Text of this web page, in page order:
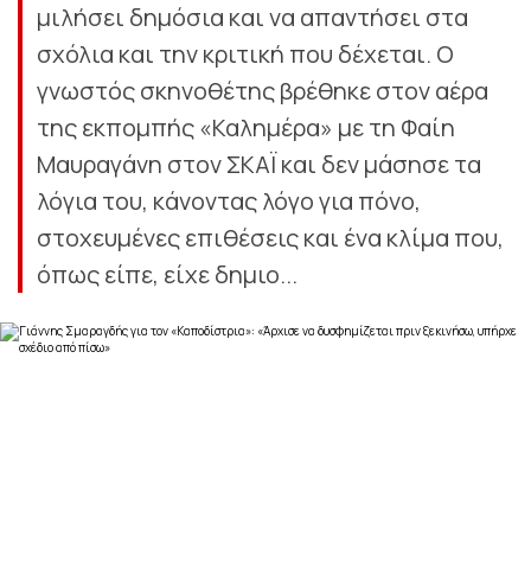
μιλήσει δημόσια και να απαντήσει στα
σχόλια και την κριτική που δέχεται. Ο
γνωστός σκηνοθέτης βρέθηκε στον αέρα
της εκπομπής «Καλημέρα» με τη Φαίη
Μαυραγάνη στον ΣΚΑΪ και δεν μάσησε τα
λόγια του, κάνοντας λόγο για πόνο,
στοχευμένες επιθέσεις και ένα κλίμα που,
όπως είπε, είχε δημιο...